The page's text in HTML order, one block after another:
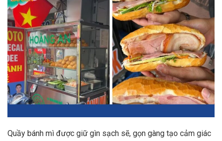
Quầy bánh mì được giữ gìn sạch sẽ, gọn gàng tạo cảm giác